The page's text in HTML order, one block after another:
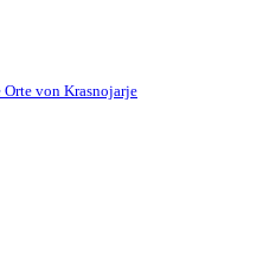
von Krasnojarje